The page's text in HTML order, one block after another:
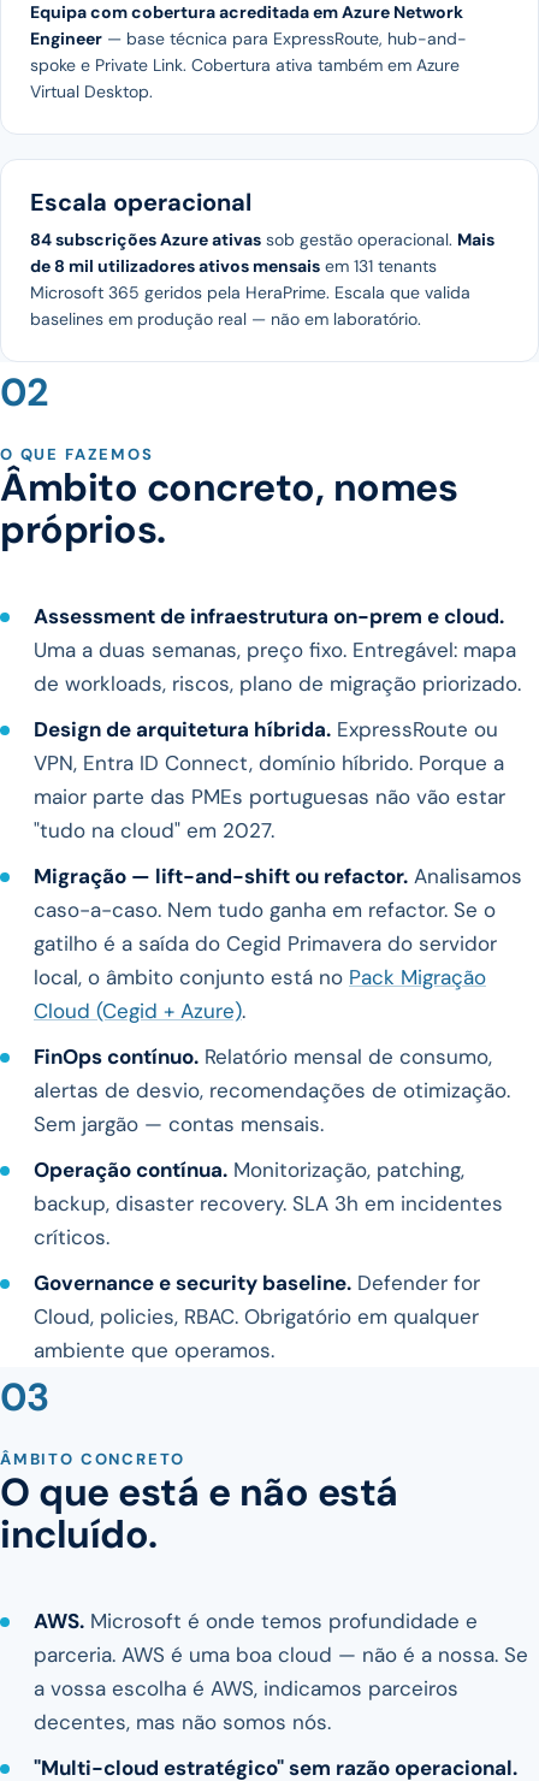
Equipa com cobertura acreditada em Azure Network
Engineer — base técnica para ExpressRoute, hub-and-
spoke e Private Link. Cobertura ativa também em Azure
Virtual Desktop.
Escala operacional
84 subscrições Azure ativas sob gestão operacional. Mais
de 8 mil utilizadores ativos mensais em 131 tenants
Microsoft 365 geridos pela HeraPrime. Escala que valida
baselines em produção real — não em laboratório.
02
O QUE FAZEMOS
Âmbito concreto, nomes
próprios.
Assessment de infraestrutura on-prem e cloud.
Uma a duas semanas, preço fixo. Entregável: mapa
de workloads, riscos, plano de migração priorizado.
Design de arquitetura híbrida. ExpressRoute ou
VPN, Entra ID Connect, domínio híbrido. Porque a
maior parte das PMEs portuguesas não vão estar
"tudo na cloud" em 2027.
Migração — lift-and-shift ou refactor. Analisamos
caso-a-caso. Nem tudo ganha em refactor. Se o
gatilho é a saída do Cegid Primavera do servidor
local, o âmbito conjunto está no Pack Migração
Cloud (Cegid + Azure).
FinOps contínuo. Relatório mensal de consumo,
alertas de desvio, recomendações de otimização.
Sem jargão — contas mensais.
Operação contínua. Monitorização, patching,
backup, disaster recovery. SLA 3h em incidentes
críticos.
Governance e security baseline. Defender for
Cloud, policies, RBAC. Obrigatório em qualquer
ambiente que operamos.
03
ÂMBITO CONCRETO
O que está e não está
incluído.
AWS. Microsoft é onde temos profundidade e
parceria. AWS é uma boa cloud — não é a nossa. Se
a vossa escolha é AWS, indicamos parceiros
decentes, mas não somos nós.
"Multi-cloud estratégico" sem razão operacional.